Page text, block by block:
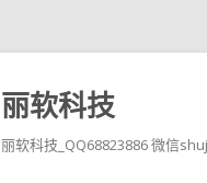
丽软科技
丽软科技_QQ68823886 微信